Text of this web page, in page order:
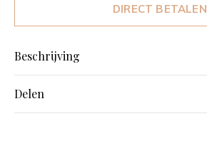
DIRECT BETALEN
Beschrijving
Delen